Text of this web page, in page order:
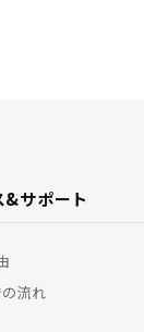
&サポート
流れ